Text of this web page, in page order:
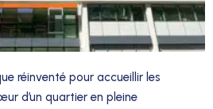
réinventé pour accueillir les
d’un quartier en pleine